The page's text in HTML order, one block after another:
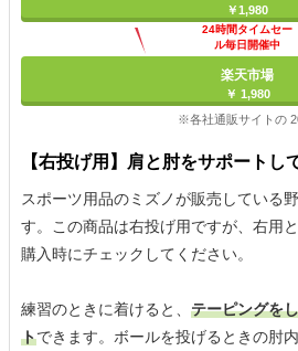
￥1,980
24時間タイムセー
ル毎日開催中
楽天市場
￥ 1,980
※各社通販サイトの
【右投げ用】肩と肘をサポートし
スポーツ用品のミズノが販売している
す。この商品は右投げ用ですが、右用
購入時にチェックしてください。
練習のときに着けると、 テーピングを
トできます。ボールを投げるときの肘